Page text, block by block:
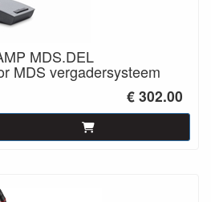
MDS.DEL
MDS vergadersysteem
€ 302.00